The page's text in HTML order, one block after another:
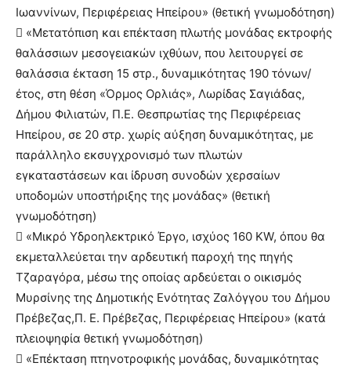
Ιωαννίνων, Περιφέρειας Ηπείρου» (θετική γνωμοδότηση)
 «Μετατόπιση και επέκταση πλωτής μονάδας εκτροφής
θαλάσσιων μεσογειακών ιχθύων, που λειτουργεί σε
θαλάσσια έκταση 15 στρ., δυναμικότητας 190 τόνων/
έτος, στη θέση «Όρμος Ορλιάς», Λωρίδας Σαγιάδας,
Δήμου Φιλιατών, Π.Ε. Θεσπρωτίας της Περιφέρειας
Ηπείρου, σε 20 στρ. χωρίς αύξηση δυναμικότητας, με
παράλληλο εκσυγχρονισμό των πλωτών
εγκαταστάσεων και ίδρυση συνοδών χερσαίων
υποδομών υποστήριξης της μονάδας» (θετική
γνωμοδότηση)
 «Μικρό Υδροηλεκτρικό Έργο, ισχύος 160 KW, όπου θα
εκμεταλλεύεται την αρδευτική παροχή της πηγής
Τζαραγόρα, μέσω της οποίας αρδεύεται ο οικισμός
Μυρσίνης της Δημοτικής Ενότητας Ζαλόγγου του Δήμου
Πρέβεζας,Π. Ε. Πρέβεζας, Περιφέρειας Ηπείρου» (κατά
πλειοψηφία θετική γνωμοδότηση)
 «Επέκταση πτηνοτροφικής μονάδας, δυναμικότητας